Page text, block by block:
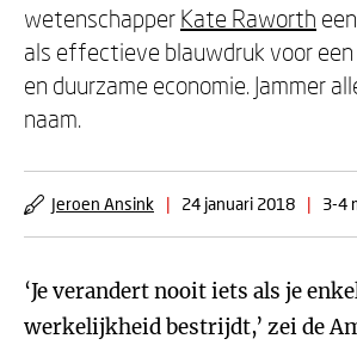
wetenschapper Kate Raworth
als effectieve blauwdruk voor
en duurzame economie. Jammer
naam.
Jeroen Ansink | 24 januari 2018 | 3-4
‘Je verandert nooit iets als je
werkelijkheid bestrijdt,’ zei de